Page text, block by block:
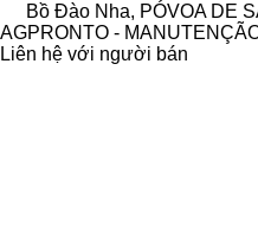
Bồ Đào Nha, PÓVOA DE
AGPRONTO -
Liên hệ với người bán